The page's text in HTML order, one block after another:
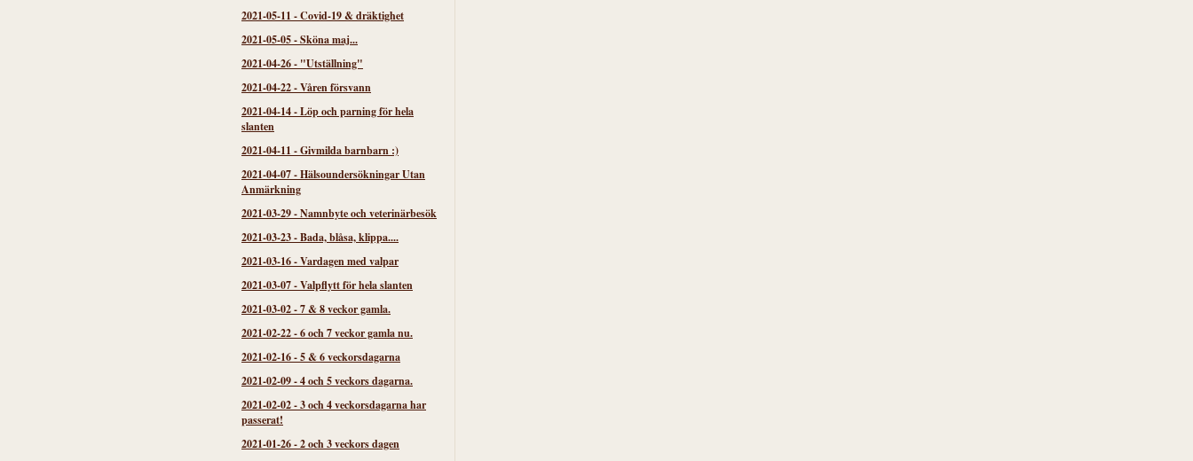
2021-05-11 -Covid-19 & dräktighet
2021-05-05-Sköna maj...
2021-04-26- "Utställning"
2021-04-22-Våren försvann
2021-04-14-Löp och parning för hela
slanten
2021-04-11 -Givmilda barnbarn :)
2021-04-07-Hälsoundersökningar Utan
Anmärkning
2021-03-29-Namnbyte och veterinärbesök
2021-03-23-Bada, blåsa, klippa....
2021-03-16-Vardagen med valpar
2021-03-07-Valpflytt för hela slanten
2021-03-02-7 & 8 veckor gamla.
2021-02-22-6 och 7 veckor gamla nu.
2021-02-16-5 & 6 veckorsdagarna
2021-02-09-4 och 5 veckors dagarna.
2021-02-02-3 och 4 veckorsdagarna har
passerat!
2021-01-26-2 och 3 veckors dagen